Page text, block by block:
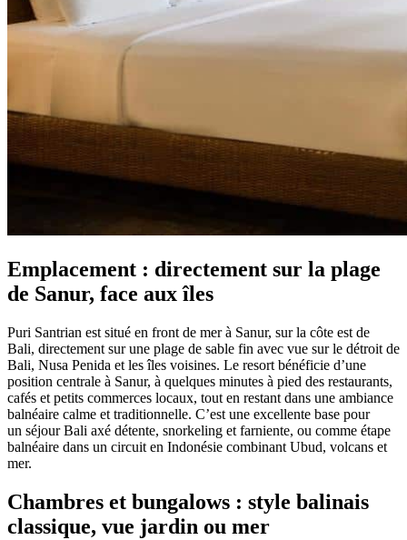
Emplacement : directement sur la plage
de Sanur, face aux îles
Puri Santrian est situé en front de mer à Sanur, sur la côte est de
Bali, directement sur une plage de sable fin avec vue sur le détroit de
Bali, Nusa Penida et les îles voisines. Le resort bénéficie d’une
position centrale à Sanur, à quelques minutes à pied des restaurants,
cafés et petits commerces locaux, tout en restant dans une ambiance
balnéaire calme et traditionnelle. C’est une excellente base pour
un séjour Bali axé détente, snorkeling et farniente, ou comme étape
balnéaire dans un circuit en Indonésie combinant Ubud, volcans et
mer.
Chambres et bungalows : style balinais
classique, vue jardin ou mer